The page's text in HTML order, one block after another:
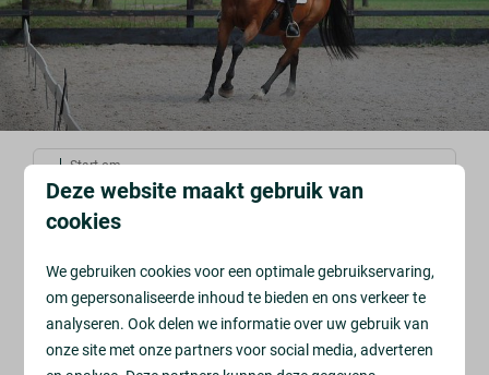
Start om
zaterdag 13 juni 2026, 09:00
13 juni Paardenwedstrijd
Hynstewille
Deze website maakt gebruik van
cookies
We gebruiken cookies voor een optimale gebruikservaring,
om gepersonaliseerde inhoud te bieden en ons verkeer te
analyseren. Ook delen we informatie over uw gebruik van
onze site met onze partners voor social media, adverteren